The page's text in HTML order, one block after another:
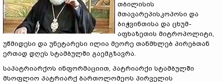
თბილისის
მთავარეპისკოპოსი და
ბიჭვინთისა და ცხუმ-
აფხაზეთის მიტროპოლიტი,
უწმიდესი და უნეტარესი ილია მეორე თანმხლებ პირებთან
ერთად დღეს სტამბულში გაემგზავრა.
საპატრიარქოს ინფორმაციით, პატრიარქი სტამბულში
მსოფლიო პატრიარქ ბართოლომეოს პირველის